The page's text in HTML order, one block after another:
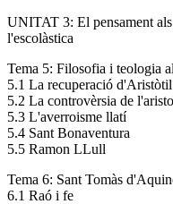
UNITAT 3: El pensament
l'escolàstica
Tema 5: Filosofia i teologia
5.1 La recuperació
5.2 La controvèrsia de
5.3 L'averroisme llatí
5.4 Sant Bonaventura
5.5 Ramon LLull
Tema 6: Sant Tomàs
6.1 Raó i fe